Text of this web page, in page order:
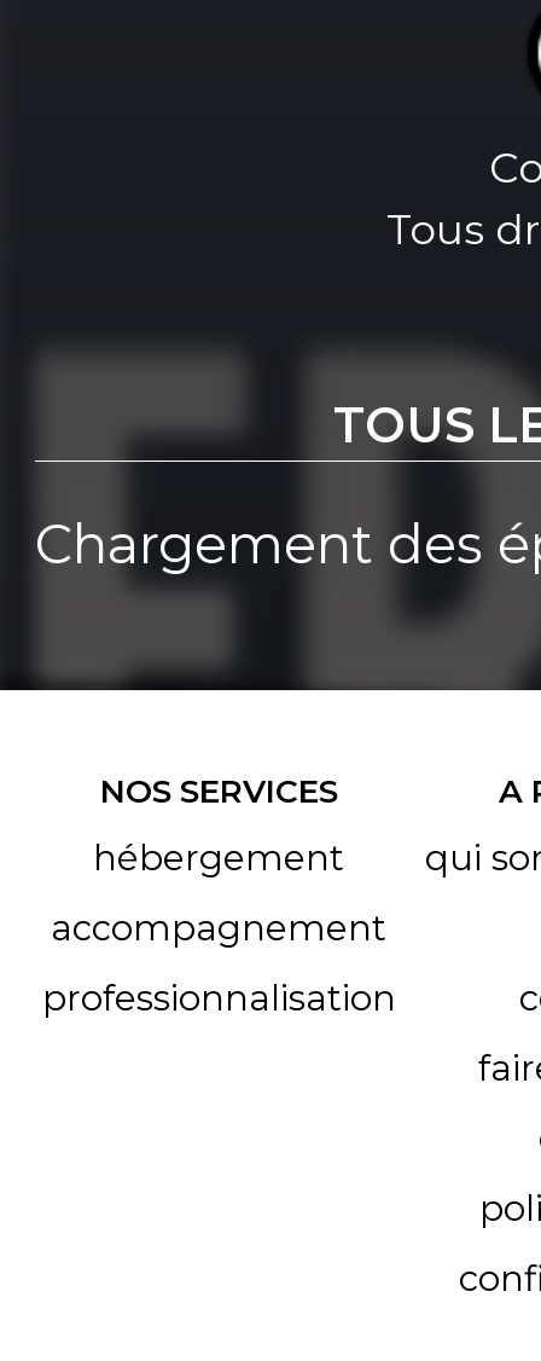
Tous
TOUS
Chargement des
NOS SERVICES
hébergement
accompagnement
professionnalisation
A
qui